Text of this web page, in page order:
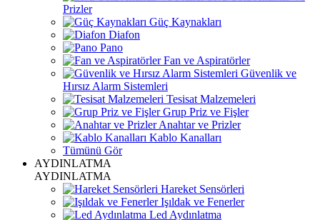
Prizler
Güç Kaynakları
Diafon
Pano
Fan ve Aspiratörler
Güvenlik ve
Hırsız Alarm Sistemleri
Tesisat Malzemeleri
Grup Priz ve Fişler
Anahtar ve Prizler
Kablo Kanalları
Tümünü Gör
AYDINLATMA
AYDINLATMA
Hareket Sensörleri
Işıldak ve Fenerler
Led Aydınlatma